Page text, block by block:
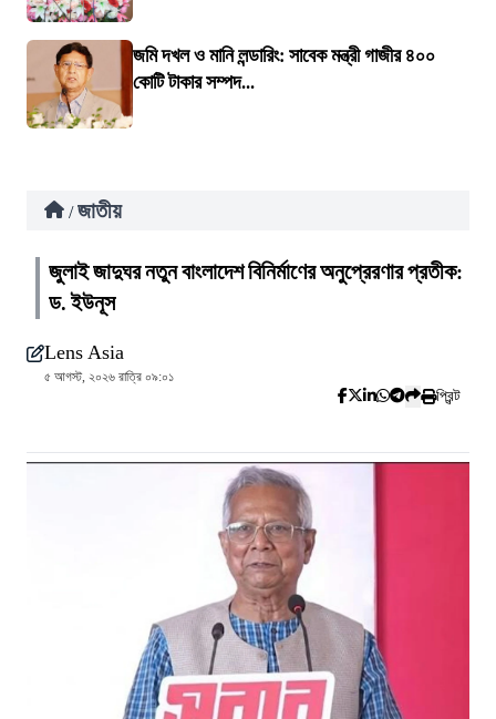
জমি দখল ও মানি লন্ডারিং: সাবেক মন্ত্রী গাজীর ৪০০
কোটি টাকার সম্পদ...
/ জাতীয়
জুলাই জাদুঘর নতুন বাংলাদেশ বিনির্মাণের অনুপ্রেরণার প্রতীক:
ড. ইউনূস
Lens Asia
৫ আগস্ট, ২০২৬ রাত্রি ০৯:০১
প্রিন্ট